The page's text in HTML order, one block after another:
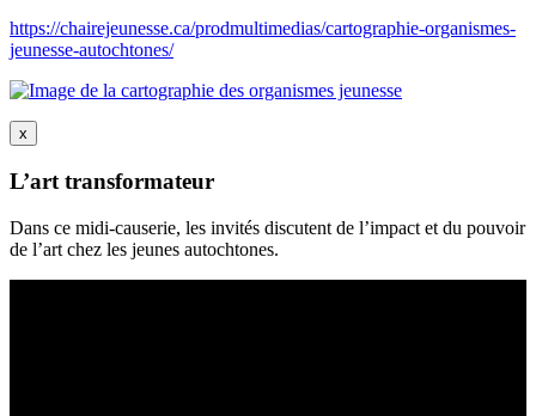
https://chairejeunesse.ca/prodmultimedias/cartographie-organismes-
jeunesse-autochtones/
x
L’art transformateur
Dans ce midi-causerie, les invités discutent de l’impact et du pouvoir
de l’art chez les jeunes autochtones.